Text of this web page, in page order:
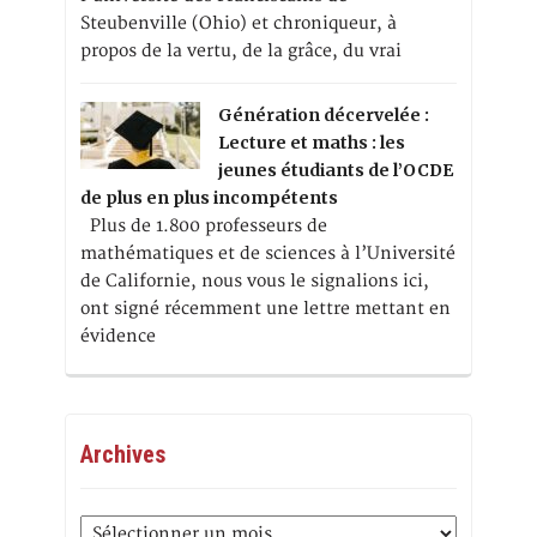
Steubenville (Ohio) et chroniqueur, à
propos de la vertu, de la grâce, du vrai
Génération décervelée :
Lecture et maths : les
jeunes étudiants de l’OCDE
de plus en plus incompétents
Plus de 1.800 professeurs de
mathématiques et de sciences à l’Université
de Californie, nous vous le signalions ici,
ont signé récemment une lettre mettant en
évidence
Archives
Archives